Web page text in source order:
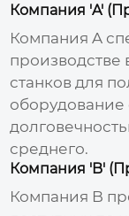
Компания 'A'
Компания A
производстве
станков для
оборудование
среднего.
Компания 'B'
Компания B